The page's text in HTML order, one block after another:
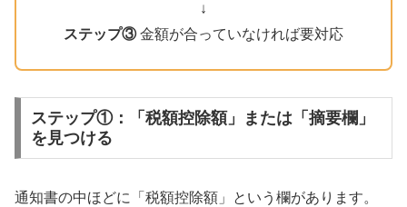
↓
ステップ③金額が合っていなければ要対応
ステップ①：「税額控除額」または「摘要欄」
を見つける
通知書の中ほどに「税額控除額」という欄があります。